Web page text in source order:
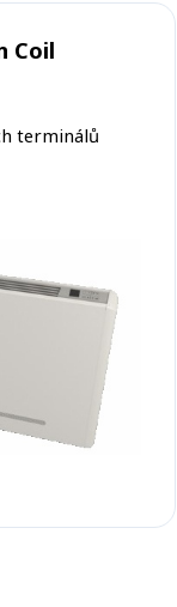
Coil
terminálů